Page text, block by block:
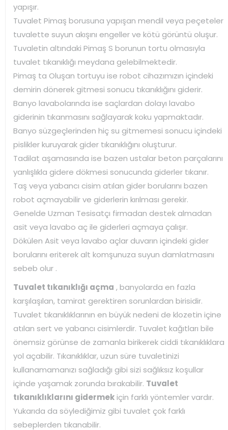
yapışır.
Tuvalet Pimaş borusuna yapışan mendil veya peçeteler
tuvalette suyun akışını engeller ve kötü görüntü oluşur.
Tuvaletin altındaki Pimaş S borunun tortu olmasıyla
tuvalet tıkanıklığı meydana gelebilmektedir.
Pimaş ta Oluşan tortuyu ise robot cihazımızın içindeki
demirin dönerek gitmesi sonucu tıkanıklığını giderir.
Banyo lavabolarında ise saçlardan dolayı lavabo
giderinin tıkanmasını sağlayarak koku yapmaktadır.
Banyo süzgeçlerinden hiç su gitmemesi sonucu içindeki
pislikler kuruyarak gider tıkanıklığını oluşturur.
Tadilat aşamasında ise bazen ustalar beton parçalarını
yanlışlıkla gidere dökmesi sonucunda giderler tıkanır.
Taş veya yabancı cisim atılan gider borularını bazen
robot açmayabilir ve giderlerin kırılması gerekir.
Genelde Uzman Tesisatçı firmadan destek almadan
asit veya lavabo aç ile giderleri açmaya çalışır.
Dökülen Asit veya lavabo açlar duvarın içindeki gider
borularını eriterek alt komşunuza suyun damlatmasını
sebeb olur .
Tuvalet tıkanıklığı açma , banyolarda en fazla
karşılaşılan, tamirat gerektiren sorunlardan birisidir.
Tuvalet tıkanıklıklarının en büyük nedeni de klozetin içine
atılan sert ve yabancı cisimlerdir. Tuvalet kağıtları bile
önemsiz görünse de zamanla birikerek ciddi tıkanıklıklara
yol açabilir. Tıkanıklıklar, uzun süre tuvaletinizi
kullanamamanızı sağladığı gibi sizi sağlıksız koşullar
içinde yaşamak zorunda bırakabilir. Tuvalet
tıkanıklıklarını gidermekiçin farklı yöntemler vardır.
Yukarıda da söylediğimiz gibi tuvalet çok farklı
sebeplerden tıkanabilir.